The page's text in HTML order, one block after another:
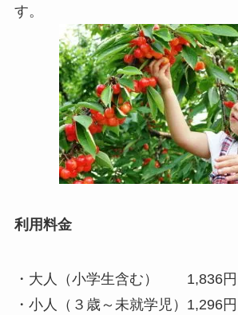
す。
利用料金
・大人（小学生含む） 1,836円
・小人（３歳～未就学児）1,296円